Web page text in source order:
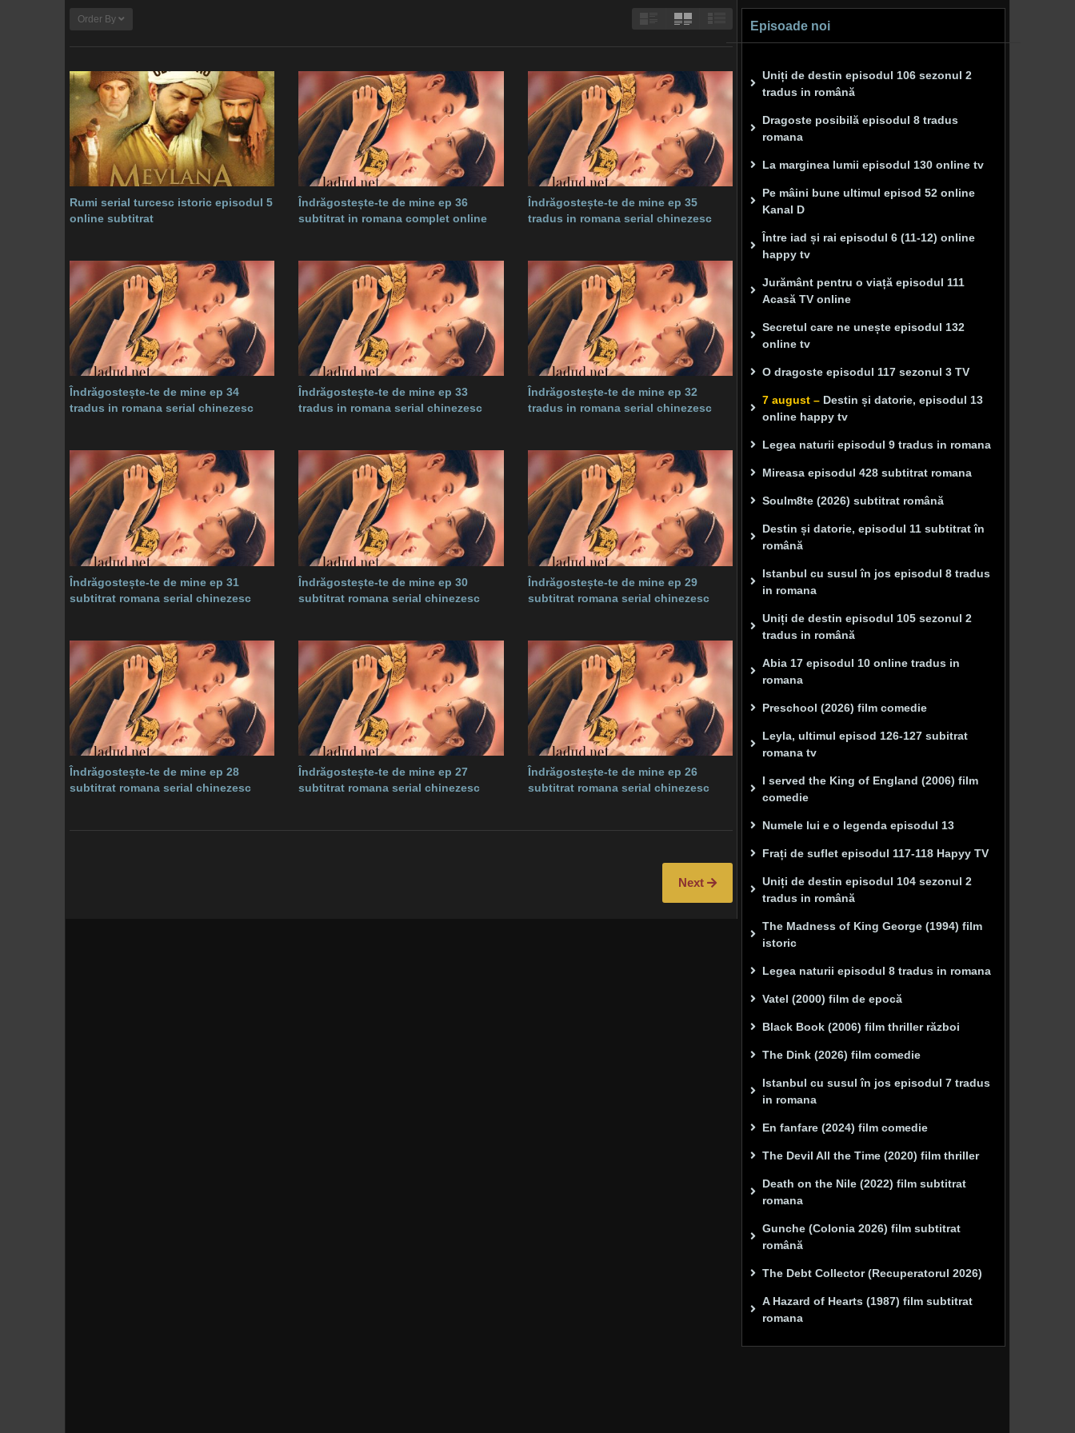
Order By
Rumi serial turcesc istoric episodul 5
online subtitrat
Îndrăgostește-te de mine ep 36
subtitrat in romana complet online
Îndrăgostește-te de mine ep 35
tradus in romana serial chinezesc
Îndrăgostește-te de mine ep 34
tradus in romana serial chinezesc
Îndrăgostește-te de mine ep 33
tradus in romana serial chinezesc
Îndrăgostește-te de mine ep 32
tradus in romana serial chinezesc
Îndrăgostește-te de mine ep 31
subtitrat romana serial chinezesc
Îndrăgostește-te de mine ep 30
subtitrat romana serial chinezesc
Îndrăgostește-te de mine ep 29
subtitrat romana serial chinezesc
Îndrăgostește-te de mine ep 28
subtitrat romana serial chinezesc
Îndrăgostește-te de mine ep 27
subtitrat romana serial chinezesc
Îndrăgostește-te de mine ep 26
subtitrat romana serial chinezesc
Next
Episoade noi
Uniți de destin episodul 106 sezonul 2
tradus in română
Dragoste posibilă episodul 8 tradus
romana
La marginea lumii episodul 130 online tv
Pe mâini bune ultimul episod 52 online
Kanal D
Între iad și rai episodul 6 (11-12) online
happy tv
Jurământ pentru o viață episodul 111
Acasă TV online
Secretul care ne unește episodul 132
online tv
O dragoste episodul 117 sezonul 3 TV
7 august – Destin și datorie, episodul 13
online happy tv
Legea naturii episodul 9 tradus in romana
Mireasa episodul 428 subtitrat romana
Soulm8te (2026) subtitrat română
Destin și datorie, episodul 11 subtitrat în
română
Istanbul cu susul în jos episodul 8 tradus
in romana
Uniți de destin episodul 105 sezonul 2
tradus in română
Abia 17 episodul 10 online tradus in
romana
Preschool (2026) film comedie
Leyla, ultimul episod 126-127 subitrat
romana tv
I served the King of England (2006) film
comedie
Numele lui e o legenda episodul 13
Frați de suflet episodul 117-118 Hapyy TV
Uniți de destin episodul 104 sezonul 2
tradus in română
The Madness of King George (1994) film
istoric
Legea naturii episodul 8 tradus in romana
Vatel (2000) film de epocă
Black Book (2006) film thriller război
The Dink (2026) film comedie
Istanbul cu susul în jos episodul 7 tradus
in romana
En fanfare (2024) film comedie
The Devil All the Time (2020) film thriller
Death on the Nile (2022) film subtitrat
romana
Gunche (Colonia 2026) film subtitrat
română
The Debt Collector (Recuperatorul 2026)
A Hazard of Hearts (1987) film subtitrat
romana